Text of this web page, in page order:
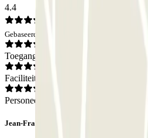
4.4
Gebaseerd op 9 meningen
Toegang
Faciliteiten
Personeel
Jean-François